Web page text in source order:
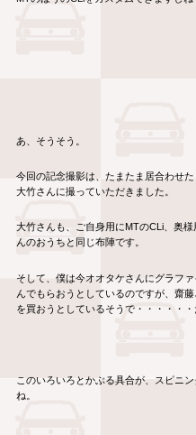
あ、そうそう。
今回の記念撮影は、たまたま居合わせ
大竹さんに撮っていただきました。
大竹さんも、ご自身用にMTのCLi、奥
んのおうちと同じ布陣です。
そして、僕は今オオタケさんにグラフ
んでもらおうとしているのですが、齋
を買おうとしているそうで・・・・・
このいろいろとかぶる具合が、スピニ
ね。